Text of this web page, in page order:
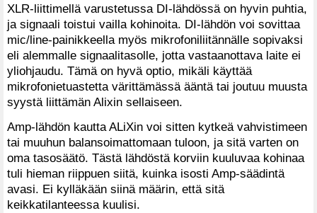
XLR-liittimellä varustetussa DI-lähdössä on hyvin puhtia,
ja signaali toistui vailla kohinoita. DI-lähdön voi sovittaa
mic/line-painikkeella myös mikrofoniliitännälle sopivaksi
eli alemmalle signaalitasolle, jotta vastaanottava laite ei
yliohjaudu. Tämä on hyvä optio, mikäli käyttää
mikrofonietuastetta värittämässä ääntä tai joutuu muusta
syystä liittämän Alixin sellaiseen.
Amp-lähdön kautta ALiXin voi sitten kytkeä vahvistimeen
tai muuhun balansoimattomaan tuloon, ja sitä varten on
oma tasosäätö. Tästä lähdöstä korviin kuuluvaa kohinaa
tuli hieman riippuen siitä, kuinka isosti Amp-säädintä
avasi. Ei kylläkään siinä määrin, että sitä
keikkatilanteessa kuulisi.